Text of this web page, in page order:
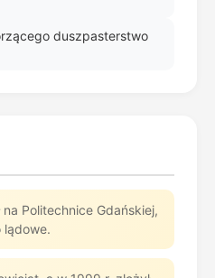
duszpasterstwo
Politechnice Gdańskiej,
lądowe.